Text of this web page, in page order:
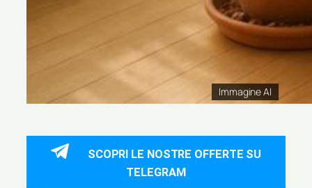
Immagine AI
SCOPRI LE NOSTRE OFFERTE SU
TELEGRAM